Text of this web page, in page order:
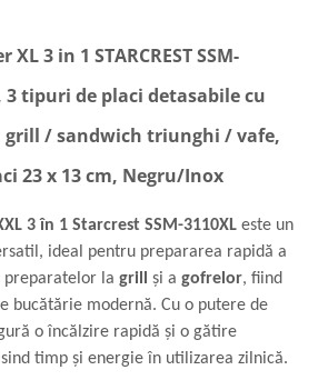
3 in 1 STARCREST SSM-
3 tipuri de placi detasabile cu
grill / sandwich triunghi / vafe,
23 x 13 cm, Negru/Inox
3 în 1 Starcrest SSM-3110XL este un
ideal pentru prepararea rapidă a
preparatelor la grill și a gofrelor, fiind
bucătărie modernă. Cu o putere de
o încălzire rapidă și o gătire
timp și energie în utilizarea zilnică.